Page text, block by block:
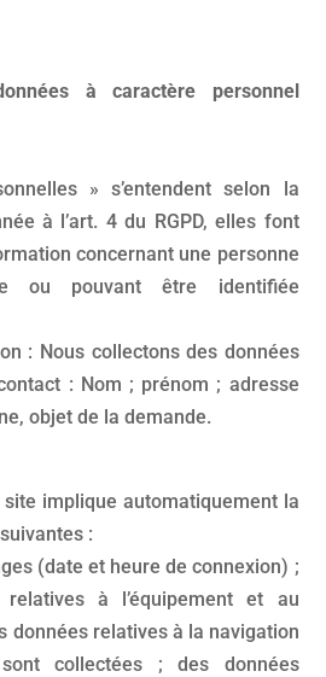
à caractère personnel
» s’entendent selon la
à l’art. 4 du RGPD, elles font
concernant une personne
ou pouvant être identifiée
: Nous collectons des données
: Nom ; prénom ; adresse
objet de la demande.
implique automatiquement la
:
(date et heure de connexion) ;
relatives à l’équipement et au
données relatives à la navigation
collectées ; des données